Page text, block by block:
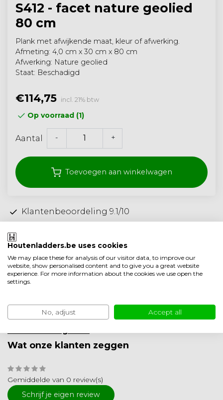
S412 - facet nature geolied
80 cm
Plank met afwijkende maat, kleur of afwerking.
Afmeting: 4,0 cm x 30 cm x 80 cm
Afwerking: Nature geolied
Staat: Beschadigd
€114,75 incl. 21% btw
Op voorraad (1)
Aantal - +
Toevoegen aan winkelwagen
Klantenbeoordeling 9.1/10
Ambachtelijke kwaliteit uit Nederland
Toevoegen aan vergelijking
Productomschrijving
Product informatie
Wat onze klanten zeggen
Gemiddelde van 0 review(s)
Schrijf je eigen review
Houtenladders.be uses cookies
We may place these for analysis of our visitor data, to improve our
website, show personalised content and to give you a great website
experience. For more information about the cookies we use open the
settings.
No, adjust Accept all